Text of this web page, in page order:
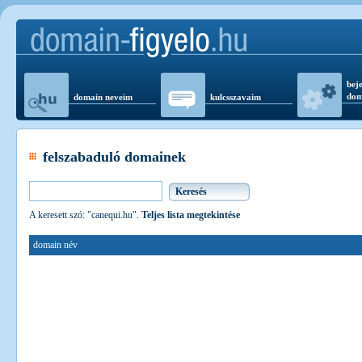
domain neveim kulcsszavaim
felszabaduló domainek
A keresett szó: "canequi.hu". Teljes lista megtekintése
domain név